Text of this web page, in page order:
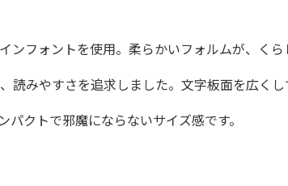
フォントを使用。柔らかいフォルムが、くら
みやすさを追求しました。文字板面を広くし
クトで邪魔にならないサイズ感です。